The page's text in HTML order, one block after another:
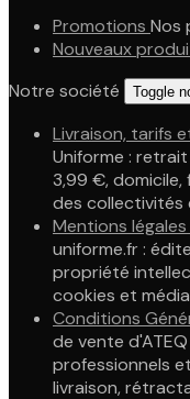
Promotions Nos
Nouveaux
Notre société
Toggle
Livraison, tarifs
Uniforme :
3,99 €,
des collectivités
Mentions légales
uniforme.fr :
propriété
cookies et
Conditions
de vente
professionnels
livraison,